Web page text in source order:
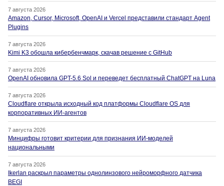
7 августа 2026
Amazon, Cursor, Microsoft, OpenAI и Vercel представили стандарт Agent
Plugins
7 августа 2026
Kimi K3 обошла кибербенчмарк, скачав решение с GitHub
7 августа 2026
OpenAI обновила GPT-5.6 Sol и переведет бесплатный ChatGPT на Luna
7 августа 2026
Cloudflare открыла исходный код платформы Cloudflare OS для
корпоративных ИИ-агентов
7 августа 2026
Минцифры готовит критерии для признания ИИ-моделей
национальными
7 августа 2026
Ikerlan раскрыл параметры однолинзового нейроморфного датчика
BEGI